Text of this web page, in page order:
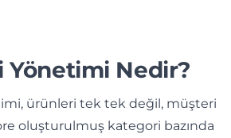
Yönetimi Nedir?
ürünleri tek tek değil, müşteri
oluşturulmuş kategori bazında